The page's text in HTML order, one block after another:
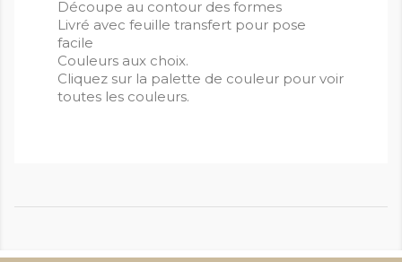
Découpe au contour des formes
Livré avec feuille transfert pour pose
facile
Couleurs aux choix.
Cliquez sur la palette de couleur pour voir
toutes les couleurs.